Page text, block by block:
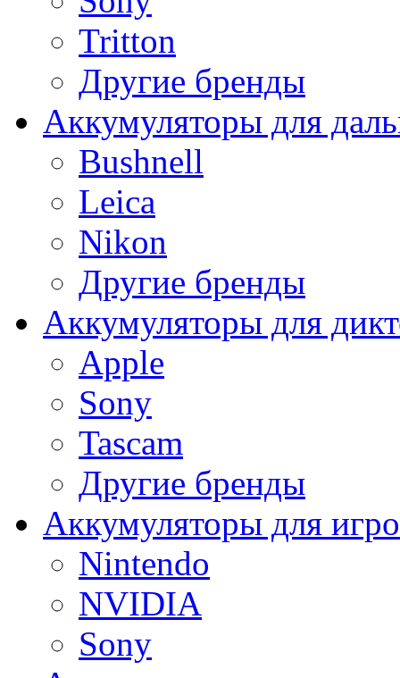
Tritton
Другие бренды
Аккумуляторы для
Bushnell
Leica
Nikon
Другие бренды
Аккумуляторы для
Apple
Sony
Tascam
Другие бренды
Аккумуляторы для
Nintendo
NVIDIA
Sony